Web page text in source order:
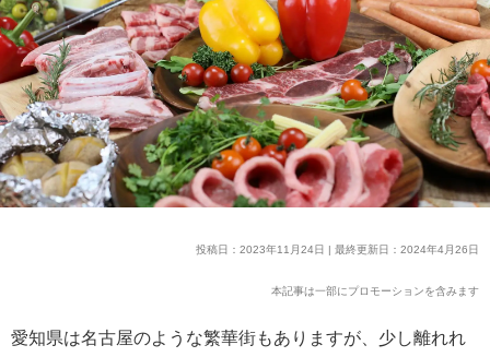
投稿日：2023年11月24日 | 最終更新日：2024年4月26日
本記事は一部にプロモーションを含みます
愛知県は名古屋のような繁華街もありますが、少し離れれ